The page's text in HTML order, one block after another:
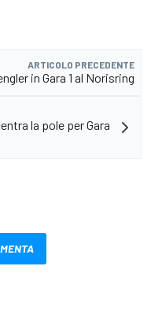
ARTICOLO PRECEDENTE
in Gara 1 al Norisring
la pole per Gara